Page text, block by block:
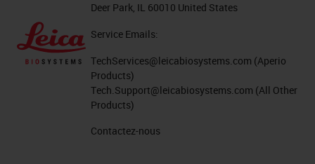
Deer Park, IL 60010 United States
Service Emails:
TechServices@leicabiosystems.com (Aperio
Products)
Tech.Support@leicabiosystems.com (All Other
Products)
Contactez-nous